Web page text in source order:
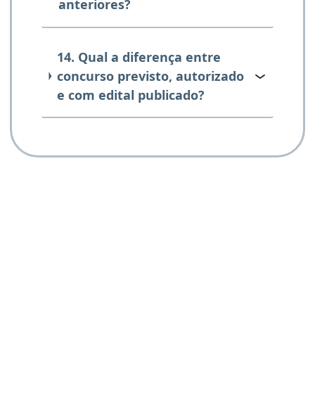
anteriores?
14. Qual a diferença entre
concurso previsto, autorizado
e com edital publicado?